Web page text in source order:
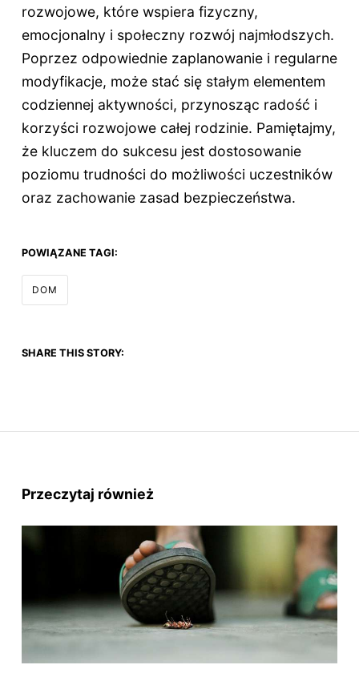
rozwojowe, które wspiera fizyczny,
emocjonalny i społeczny rozwój najmłodszych.
Poprzez odpowiednie zaplanowanie i regularne
modyfikacje, może stać się stałym elementem
codziennej aktywności, przynosząc radość i
korzyści rozwojowe całej rodzinie. Pamiętajmy,
że kluczem do sukcesu jest dostosowanie
poziomu trudności do możliwości uczestników
oraz zachowanie zasad bezpieczeństwa.
POWIĄZANE TAGI:
DOM
SHARE THIS STORY:
Przeczytaj również